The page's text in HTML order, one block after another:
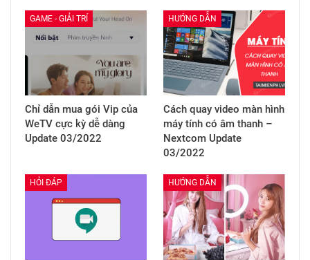
GAME - GIẢI TRÍ
Chỉ dẫn mua gói Vip của
WeTV cực kỳ dễ dàng
Update 03/2022
HƯỚNG DẪN
Cách quay video màn hình
máy tính có âm thanh –
Nextcom Update
03/2022
HỎI ĐÁP HƯỚNG DẪN